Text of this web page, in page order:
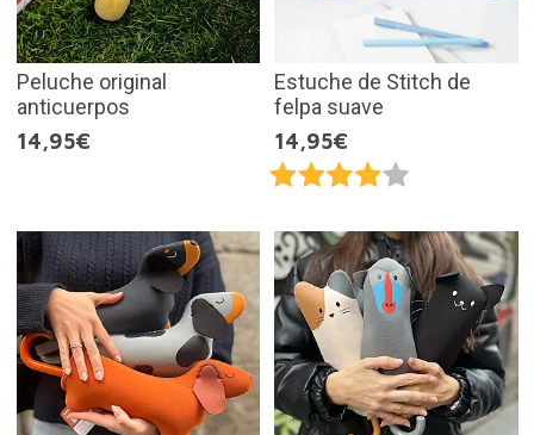
Peluche original
anticuerpos
14,95€
Estuche de Stitch de
felpa suave
14,95€